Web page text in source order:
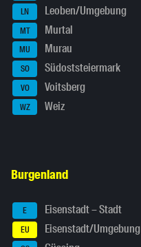
LN Leoben/Umgebung
MT Murtal
MU Murau
SO Südoststeiermark
VO Voitsberg
WZ Weiz
Burgenland
E Eisenstadt – Stadt
EU Eisenstadt/Umgebung